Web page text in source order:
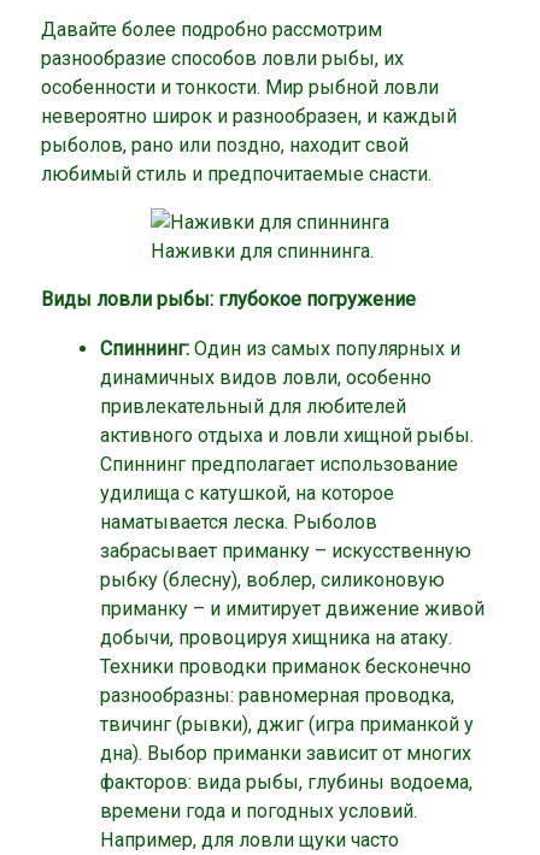
Давайте более подробно рассмотрим
разнообразие способов ловли рыбы, их
особенности и тонкости. Мир рыбной ловли
невероятно широк и разнообразен, и каждый
рыболов, рано или поздно, находит свой
любимый стиль и предпочитаемые снасти.
Наживки для спиннинга.
Виды ловли рыбы: глубокое погружение
Спиннинг:Один из самых популярных и
динамичных видов ловли, особенно
привлекательный для любителей
активного отдыха и ловли хищной рыбы.
Спиннинг предполагает использование
удилища с катушкой, на которое
наматывается леска. Рыболов
забрасывает приманку – искусственную
рыбку (блесну), воблер, силиконовую
приманку – и имитирует движение живой
добычи, провоцируя хищника на атаку.
Техники проводки приманок бесконечно
разнообразны: равномерная проводка,
твичинг (рывки), джиг (игра приманкой у
дна). Выбор приманки зависит от многих
факторов: вида рыбы, глубины водоема,
времени года и погодных условий.
Например, для ловли щуки часто